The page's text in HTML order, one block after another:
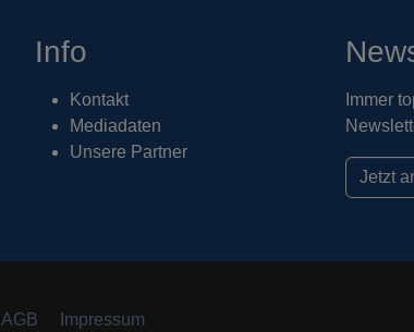
Info
Kontakt
Mediadaten
Unsere Partner
Immer
Jetzt
AGB Impressum